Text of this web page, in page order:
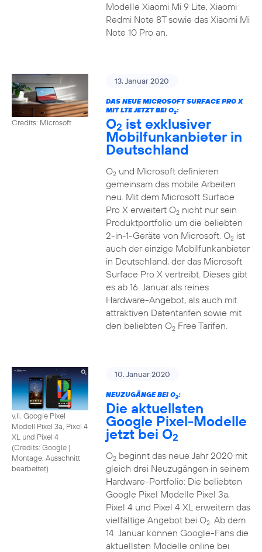
Modelle Xiaomi Mi 9 Lite, Xiaomi
Redmi Note 8T sowie das Xiaomi Mi
Note 10 Pro an.
Credits: Microsoft
13. Januar 2020
DAS NEUE MICROSOFT SURFACE PRO X
MIT LTE JETZT BEI O2:
O2 ist exklusiver
Mobilfunkanbieter in
Deutschland
O2und Microsoft definieren
gemeinsam das mobile Arbeiten
neu. Mit dem Microsoft Surface
Pro X erweitert O2nicht nur sein
Produktportfolio um die beliebten
2-in-1-Geräte von Microsoft. O2ist
auch der einzige Mobilfunkanbieter
in Deutschland, der das Microsoft
Surface Pro X vertreibt. Dieses gibt
es ab 16. Januar als reines
Hardware-Angebot, als auch mit
attraktiven Datentarifen sowie mit
den beliebten O2Free Tarifen.
v.li. Google Pixel
Modell Pixel 3a, Pixel 4
XL und Pixel 4
(Credits: Google |
Montage, Ausschnitt
bearbeitet)
10. Januar 2020
NEUZUGÄNGE BEI O2:
Die aktuellsten
Google Pixel-Modelle
jetzt bei O2
O2beginnt das neue Jahr 2020 mit
gleich drei Neuzugängen in seinem
Hardware-Portfolio: Die beliebten
Google Pixel Modelle Pixel 3a,
Pixel 4 und Pixel 4 XL erweitern das
vielfältige Angebot bei O2. Ab dem
14. Januar können Google-Fans die
aktuellsten Modelle online bei